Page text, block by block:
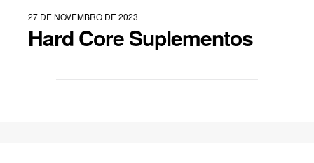
27 DE NOVEMBRO DE 2023
Hard Core Suplementos